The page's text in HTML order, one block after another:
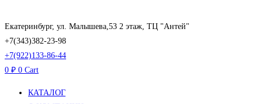
к
содержимому
Екатеринбург, ул. Малышева,53 2 этаж, ТЦ "Антей"
+7(343)382-23-98
+7(922)133-86-44
0 ₽ 0 Cart
КАТАЛОГ